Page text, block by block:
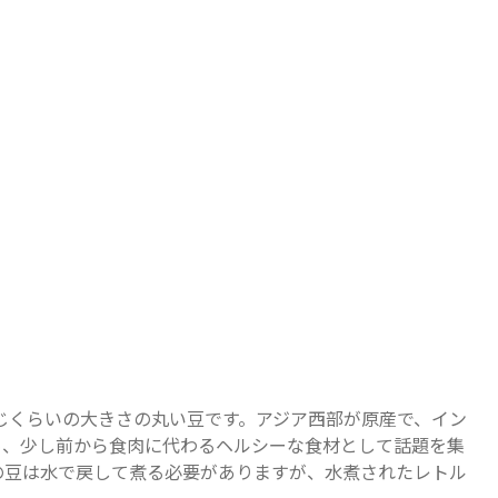
くらいの大きさの丸い豆です。アジア西部が原産で、イン
少し前から食肉に代わるヘルシーな食材として話題を集
は水で戻して煮る必要がありますが、水煮されたレトル